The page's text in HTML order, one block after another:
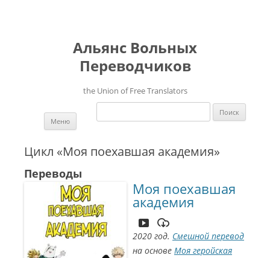
Альянс Вольных
Переводчиков
the Union of Free Translators
Найти:
Меню
Цикл «Моя поехавшая академия»
Переводы
Моя поехавшая
академия
2020 год. Смешной перевод
на основе Моя геройская